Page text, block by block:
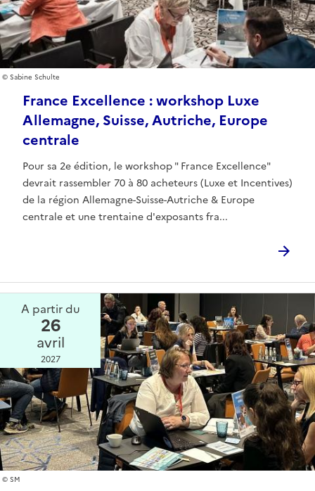
France Excellence : workshop Luxe
Allemagne, Suisse, Autriche, Europe
centrale
Pour sa 2e édition, le workshop " France Excellence"
devrait rassembler 70 à 80 acheteurs (Luxe et Incentives)
de la région Allemagne-Suisse-Autriche & Europe
centrale et une trentaine d'exposants fra...
Sabine Schulte
SM
A partir du
26
avril
2027